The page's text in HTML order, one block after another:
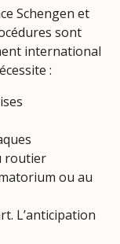
Schengen et
sont
international
:
routier
ou au
L’anticipation